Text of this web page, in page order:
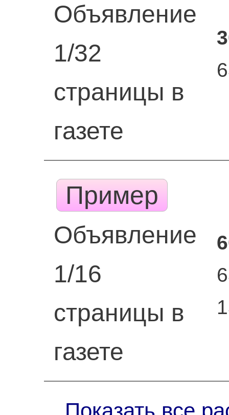
Объявление
1/32
страницы в
газете
Пример
Объявление
1/16
страницы в
газете